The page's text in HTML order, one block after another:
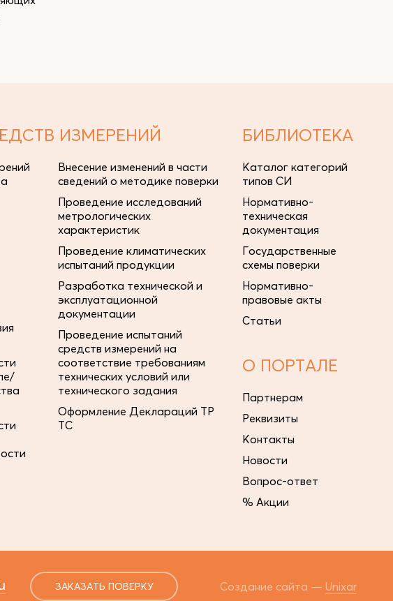
ИЗМЕРЕНИЙ
Внесение изменений в части
сведений о методике поверки
Проведение исследований
метрологических
характеристик
Проведение климатических
испытаний продукции
Разработка технической и
эксплуатационной
документации
Проведение испытаний
средств измерений на
соответствие требованиям
технических условий или
технического задания
Оформление Деклараций ТР
ТС
БИБЛИОТЕКА
Каталог категорий
типов СИ
Нормативно-
техническая
документация
Государственные
схемы поверки
Нормативно-
правовые акты
Статьи
О ПОРТАЛЕ
Партнерам
Реквизиты
Контакты
Новости
Вопрос-ответ
% Акции
ЗАКАЗАТЬ ПОВЕРКУ Создание сайта — Unixar